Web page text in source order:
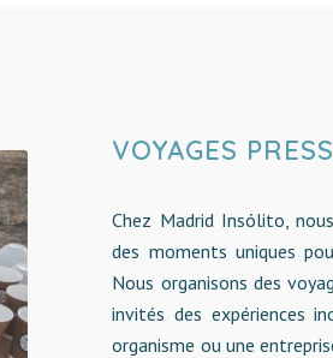
VOYAGES
Chez Madrid Insólito,
des moments uniques
Nous organisons des
invités des expériences
organisme ou une